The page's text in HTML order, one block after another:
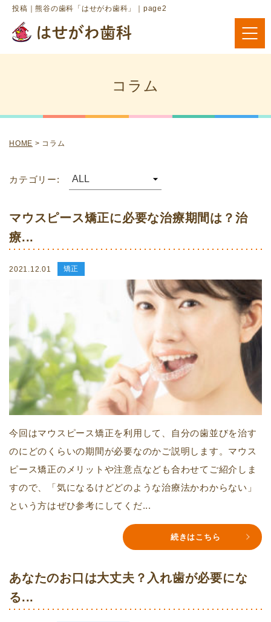
投稿｜熊谷の歯科「はせがわ歯科」｜page2
コラム
HOME > コラム
カテゴリー:
マウスピース矯正に必要な治療期間は？治
療...
2021.12.01 矯正
今回はマウスピース矯正を利用して、自分の歯並びを治す
のにどのくらいの期間が必要なのかご説明します。マウス
ピース矯正のメリットや注意点なども合わせてご紹介しま
すので、「気になるけどどのような治療法かわからない」
という方はぜひ参考にしてくだ...
続きはこちら
あなたのお口は大丈夫？入れ歯が必要にな
る...